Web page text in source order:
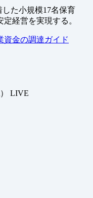
た小規模17名保育
経営を実現する。
資金の調達ガイド
LIVE